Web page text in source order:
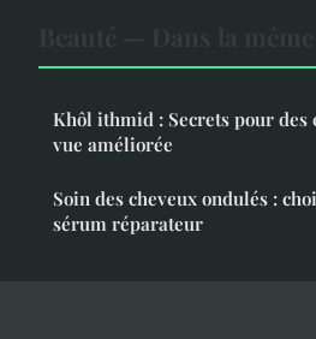
Khôl ithmid : Secrets pour des
vue améliorée
Soin des cheveux ondulés :
sérum réparateur